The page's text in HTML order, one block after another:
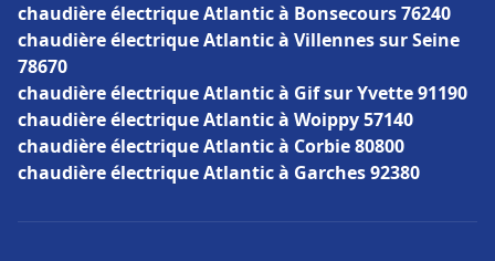
chaudière électrique Atlantic à Bonsecours 76240
chaudière électrique Atlantic à Villennes sur Seine
78670
chaudière électrique Atlantic à Gif sur Yvette 91190
chaudière électrique Atlantic à Woippy 57140
chaudière électrique Atlantic à Corbie 80800
chaudière électrique Atlantic à Garches 92380